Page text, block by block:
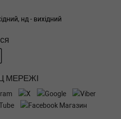
нд - вихідний
МЕРЕЖІ